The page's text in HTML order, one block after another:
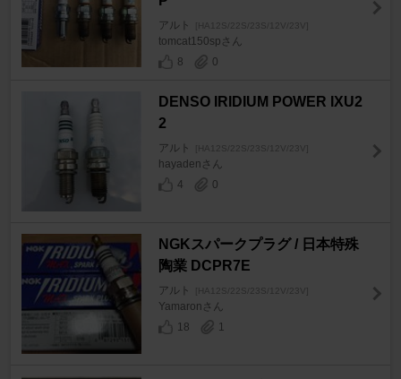
アルト [HA12S/22S/23S/12V/23V]
tomcat150spさん
8
0
DENSO IRIDIUM POWER IXU2
2
アルト [HA12S/22S/23S/12V/23V]
hayadenさん
4
0
NGKスパークプラグ / 日本特殊
陶業 DCPR7E
アルト [HA12S/22S/23S/12V/23V]
Yamaronさん
18
1